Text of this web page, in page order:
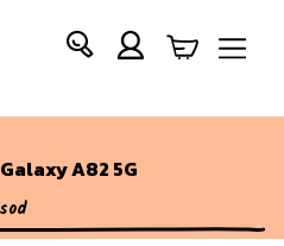
Galaxy A82 5G